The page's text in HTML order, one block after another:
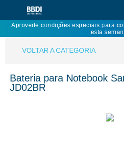
Aproveite condições especiais para
esta
VOLTAR A CATEGORIA
Bateria para Notebook
JD02BR